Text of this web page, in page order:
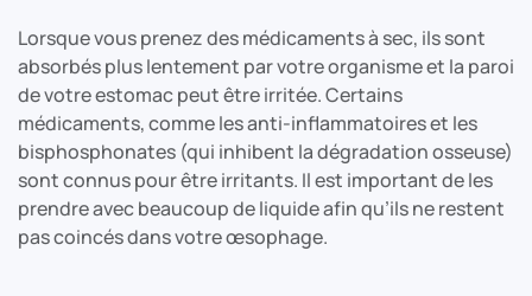
Lorsque vous prenez des médicaments à sec, ils sont
absorbés plus lentement par votre organisme et la paroi
de votre estomac peut être irritée. Certains
médicaments, comme les anti-inflammatoires et les
bisphosphonates (qui inhibent la dégradation osseuse)
sont connus pour être irritants. Il est important de les
prendre avec beaucoup de liquide afin qu’ils ne restent
pas coincés dans votre œsophage.